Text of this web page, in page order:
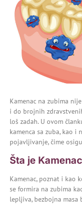
Kamenac na zubima
i do brojnih
loš zadah. U ovom
kamenca sa zuba, kao
pojavljivanje, čime
Šta je
Kamenac, poznat i kao
se formira na zubima
lepljiva, bezbojna